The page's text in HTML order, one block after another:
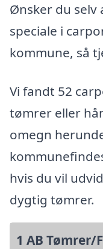
Ønsker du selv
speciale i
kommune, så
Vi fandt 52
tømrer eller
omegn
hvis du vil
dygtig tømrer.
1 AB